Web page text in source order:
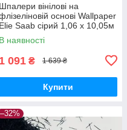
Шпалери вінілові на
основі Wallpaper
Elie Saab сірий 1,06 х 10,05м
(Z64819)
В наявності
1 091 ₴ 1 639 ₴
Купити
–32%